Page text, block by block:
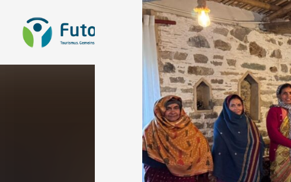
Zur Startseite
Startseite